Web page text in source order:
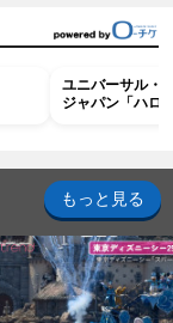
ユニバーサル・
ジャパン「ハロ
もっと見る